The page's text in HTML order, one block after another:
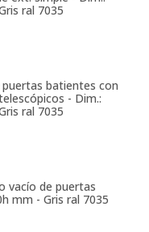
ral 7035
batientes con
- Dim.:
ral 7035
vacío de puertas
mm - Gris ral 7035